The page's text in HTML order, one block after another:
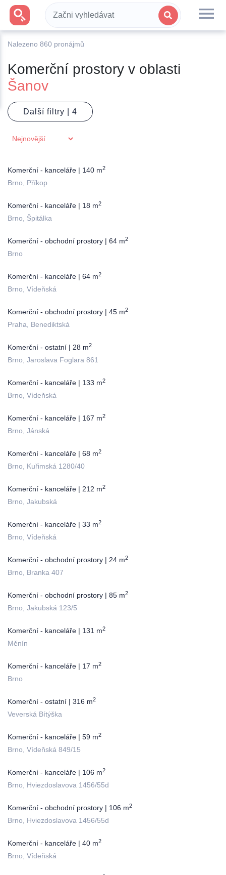
Nalezeno 860 pronájmů
Komerční prostory v oblasti
Šanov
Další filtry |
Komerční - kanceláře | 140 m2
Brno, Příkop
Komerční - kanceláře | 18 m2
Brno, Špitálka
Komerční - obchodní prostory | 64 m2
Brno
Komerční - kanceláře | 64 m2
Brno, Vídeňská
Komerční - obchodní prostory | 45 m2
Praha, Benediktská
Komerční - ostatní | 28 m2
Brno, Jaroslava Foglara 861
Komerční - kanceláře | 133 m2
Brno, Vídeňská
Komerční - kanceláře | 167 m2
Brno, Jánská
Komerční - kanceláře | 68 m2
Brno, Kuřimská 1280/40
Komerční - kanceláře | 212 m2
Brno, Jakubská
Komerční - kanceláře | 33 m2
Brno, Vídeňská
Komerční - obchodní prostory | 24 m2
Brno, Branka 407
Komerční - obchodní prostory | 85 m2
Brno, Jakubská 123/5
Komerční - kanceláře | 131 m2
Měnín
Komerční - kanceláře | 17 m2
Brno
Komerční - ostatní | 316 m2
Veverská Bítýška
Komerční - kanceláře | 59 m2
Brno, Vídeňská 849/15
Komerční - kanceláře | 106 m2
Brno, Hviezdoslavova 1456/55d
Komerční - obchodní prostory | 106 m2
Brno, Hviezdoslavova 1456/55d
Komerční - kanceláře | 40 m2
Brno, Vídeňská